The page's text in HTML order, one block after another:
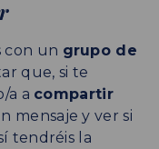
con un grupo de
que, si te
a a compartir
mensaje y ver si
tendréis la